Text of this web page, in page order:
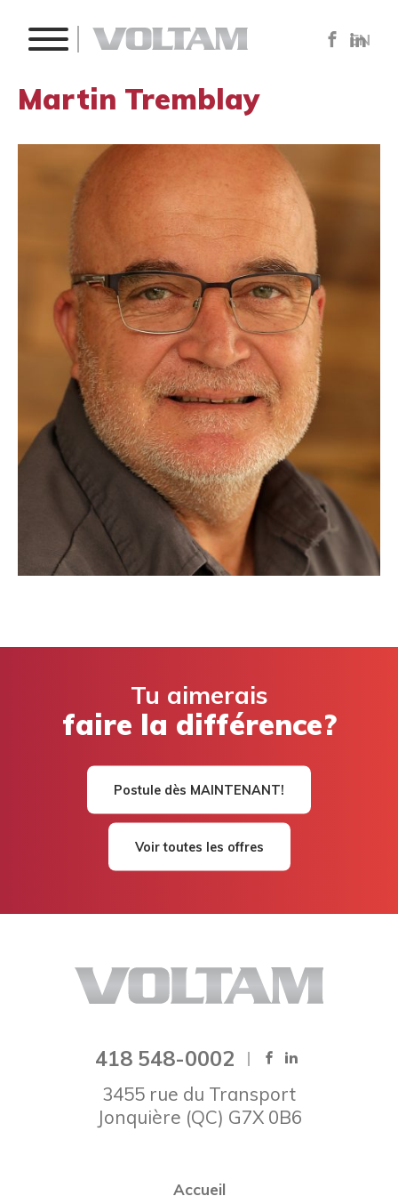
EN
Martin Tremblay
Tu aimerais
faire la différence?
Postule dès MAINTENANT!
Voir toutes les offres
418 548-0002
3455 rue du Transport
Jonquière (QC) G7X 0B6
Accueil